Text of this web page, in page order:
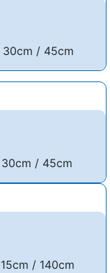
30cm / 45cm
30cm / 45cm
15cm / 140cm